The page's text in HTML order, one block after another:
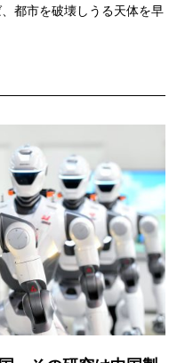
都市を破壊しうる天体を早